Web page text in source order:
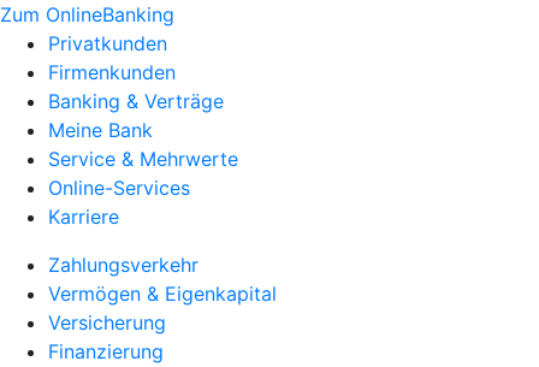
Zum OnlineBanking
Privatkunden
Firmenkunden
Banking & Verträge
Meine Bank
Service & Mehrwerte
Online-Services
Karriere
Zahlungsverkehr
Vermögen & Eigenkapital
Versicherung
Finanzierung